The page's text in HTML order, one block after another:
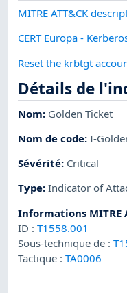
MITRE ATT&CK
CERT Europa -
Reset the krbtgt
Détails de
Nom: Golden Ticket
Nom de code:I-
Sévérité: Critical
Type:Indicator of
Informations MITRE
ID :T1558.001
Sous-technique de :
Tactique :TA0006